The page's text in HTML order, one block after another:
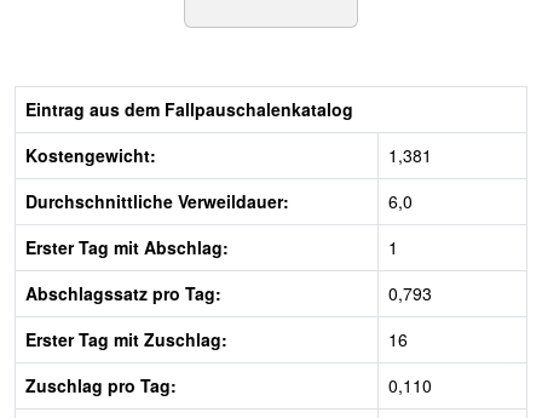
Eintrag aus dem Fallpauschalenkatalog
Kostengewicht:
1,381
Durchschnittliche Verweildauer:
6,0
Erster Tag mit Abschlag:
1
Abschlagssatz pro Tag:
0,793
Erster Tag mit Zuschlag:
16
Zuschlag pro Tag:
0,110